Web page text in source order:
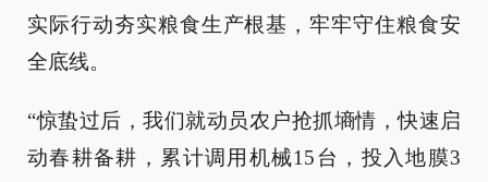
实际行动夯实粮食生产根基，牢牢守住粮食安
全底线。
“惊蛰过后，我们就动员农户抢抓墒情，快速启
动春耕备耕，累计调用机械15台，投入地膜3